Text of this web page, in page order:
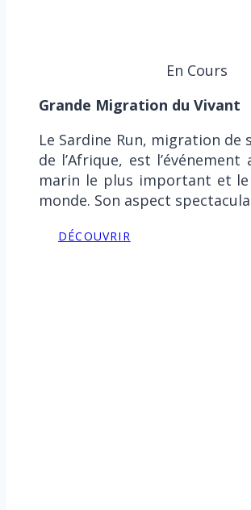
En Cours
Grande Migration du Vivant
Le Sardine Run, migration de
de l’Afrique, est l’événement
marin le plus important et le
monde. Son aspect
DÉCOUVRIR